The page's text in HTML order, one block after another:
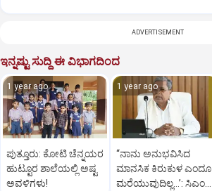
ADVERTISEMENT
ಇನ್ನಷ್ಟು ಸುದ್ದಿ ಈ ವಿಭಾಗದಿಂದ
1 year ago
ಪುತ್ತೂರು: ಕೋಟಿ ಚೆನ್ನಯರ
ಹುಟ್ಟೂರ ಶಾಲೆಯಲ್ಲಿ ಅಷ್ಟ
ಅವಳಿಗಳು!
1 year ago
“ನಾನು ಅನುಭವಿಸಿದ
ಮಾನಸಿಕ ಕಿರುಕುಳ ಎಂದೂ
ಮರೆಯುವುದಿಲ್ಲ…’: ಸಿಎಂ